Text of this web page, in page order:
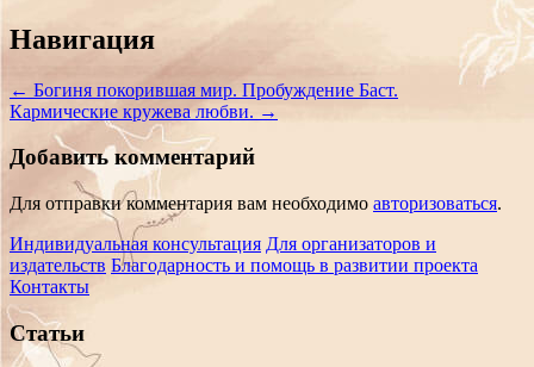
Сообщение
Навигация
← Богиня покорившая мир. Пробуждение Баст.
Кармические кружева любви. →
Добавить комментарий
Для отправки комментария вам необходимо авторизоваться.
Индивидуальная консультация Для организаторов и
издательств Благодарность и помощь в развитии проекта
Контакты
Статьи